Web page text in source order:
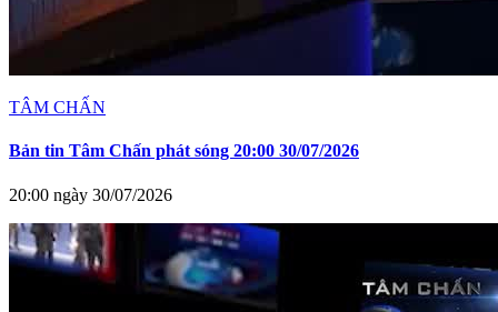
TÂM CHẤN
Bản tin Tâm Chấn phát sóng 20:00 30/07/2026
20:00 ngày 30/07/2026